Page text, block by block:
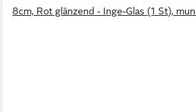
8cm, Rot glänzend - Inge-Glas (1 St),